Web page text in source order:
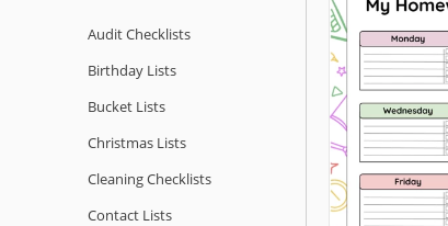
Audit Checklists
Birthday Lists
Bucket Lists
Christmas Lists
Cleaning Checklists
Contact Lists